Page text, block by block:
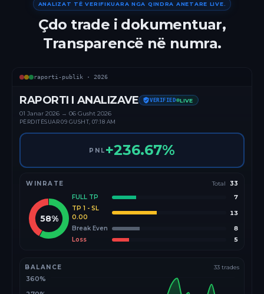
ANALIZAT TË VERIFIKUARA NGA QINDRA ANETARE LIVE.
Çdo trade i dokumentuar,
Transparencë në numra.
raporti-publik · 2026
RAPORTI I ANALIZAVE VERIFIED LIVE
01 Janar 2026 → 06 Gusht 2026
PËRDITËSUAR09 GUSHT, 07:18 AM
PNL +236.67%
WINRATE Total 33
58%
FULL TP
7
TP 1 - SL
0.00
13
Break Even
8
Loss
5
BALANCE 33 trades
360%